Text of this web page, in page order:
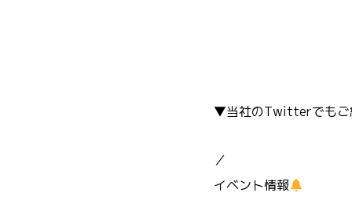
▼当社のTwitterでもご
／
イベント情報